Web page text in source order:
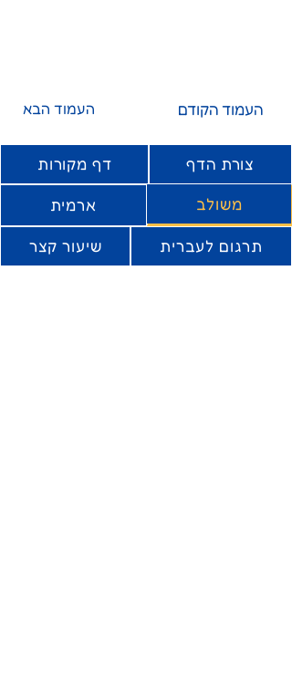
העמוד הבא העמוד הקודם
צורת הדף דף מקורות
משולב ארמית
תרגום לעברית שיעור קצר